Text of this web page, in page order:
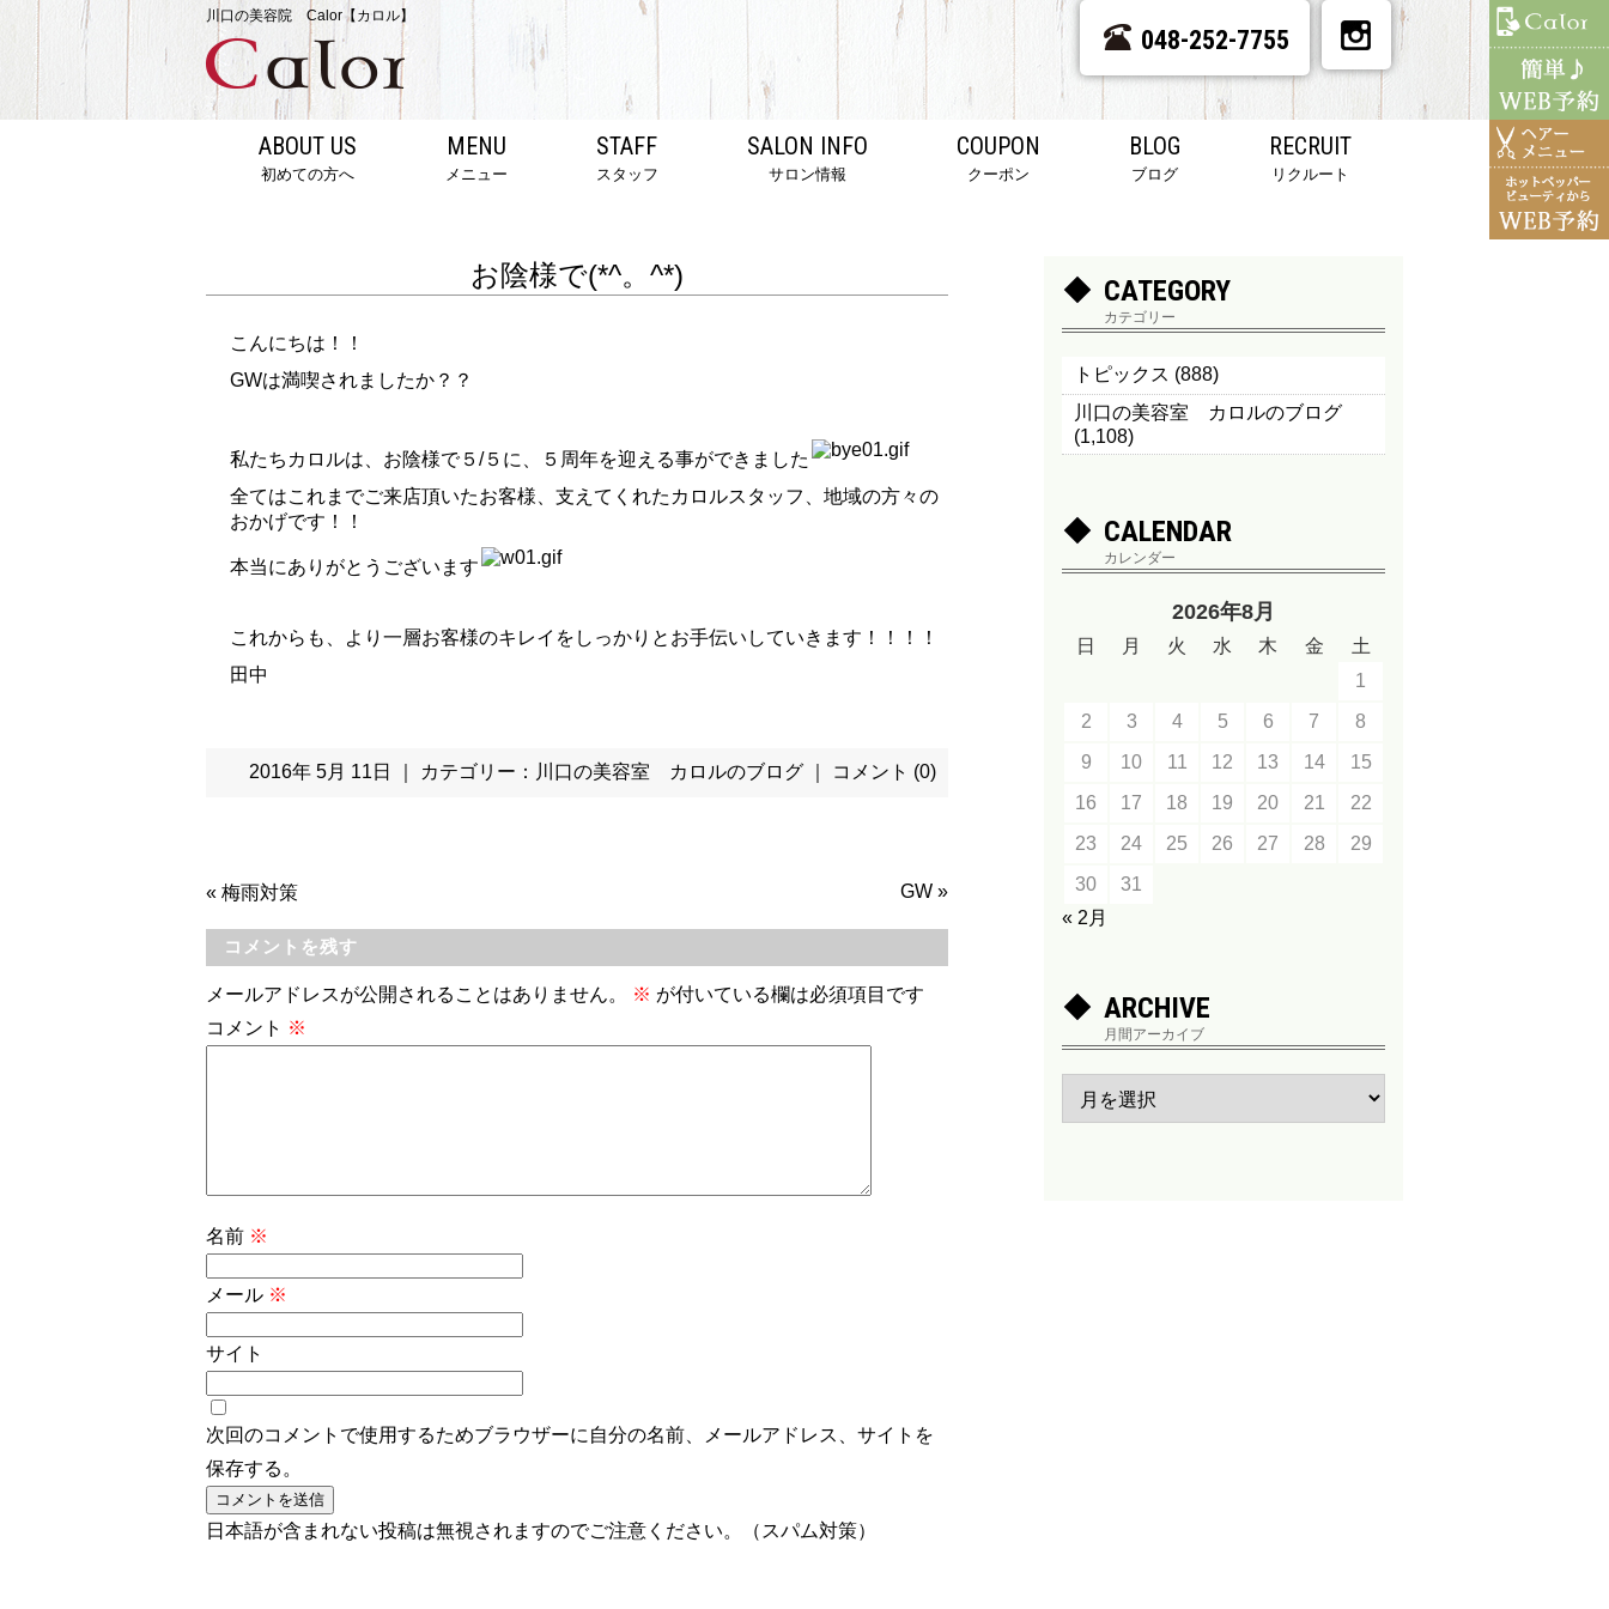
川口の美容院 Calor【カロル】
048-252-7755
ABOUT US
初めての方へ
MENU
メニュー
STAFF
スタッフ
SALON INFO
サロン情報
COUPON
クーポン
BLOG
ブログ
RECRUIT
リクルート
お陰様で(*^。^*)
こんにちは！！
GWは満喫されましたか？？
私たちカロルは、お陰様で５/５に、５周年を迎える事ができました
全てはこれまでご来店頂いたお客様、支えてくれたカロルスタッフ、地域の方々の
おかげです！！
本当にありがとうございます
これからも、より一層お客様のキレイをしっかりとお手伝いしていきます！！！！
田中
2016年 5月 11日 ｜ カテゴリー： 川口の美容室 カロルのブログ コメント (0)
« 梅雨対策 GW »
コメントを残す
メールアドレスが公開されることはありません。 ※ が付いている欄は必須項目です
コメント ※
名前 ※
メール ※
サイト
次回のコメントで使用するためブラウザーに自分の名前、メールアドレス、サイトを
保存する。
日本語が含まれない投稿は無視されますのでご注意ください。（スパム対策）
CATEGORY
カテゴリー
トピックス (888)
川口の美容室 カロルのブログ
(1,108)
CALENDAR
カレンダー
2026年8月
日 月 火 水 木 金
土
1
2
3 4 5 6 7
8
9
10 11 12 13 14
15
16
17 18 19 20 21
22
23
24 25 26 27 28
29
30
31
« 2月
ARCHIVE
月間アーカイブ